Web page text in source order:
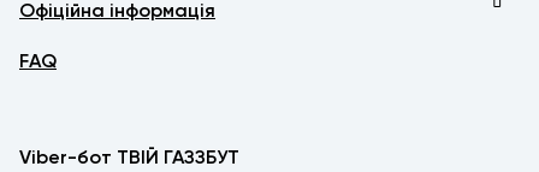
Офіційна інформація
FAQ
Viber-бот ТВІЙ ГАЗЗБУТ